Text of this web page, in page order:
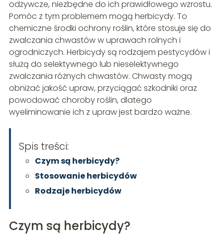
odżywcze, niezbędne do ich prawidłowego wzrostu.
Pomóc z tym problemem mogą herbicydy. To
chemiczne środki ochrony roślin, które stosuje się do
zwalczania chwastów w uprawach rolnych i
ogrodniczych. Herbicydy są rodzajem pestycydów i
służą do selektywnego lub nieselektywnego
zwalczania różnych chwastów. Chwasty mogą
obniżać jakość upraw, przyciągać szkodniki oraz
powodować choroby roślin, dlatego
wyeliminowanie ich z upraw jest bardzo ważne.
Spis treści:
Czym są herbicydy?
Stosowanie herbicydów
Rodzaje herbicydów
Czym są herbicydy?